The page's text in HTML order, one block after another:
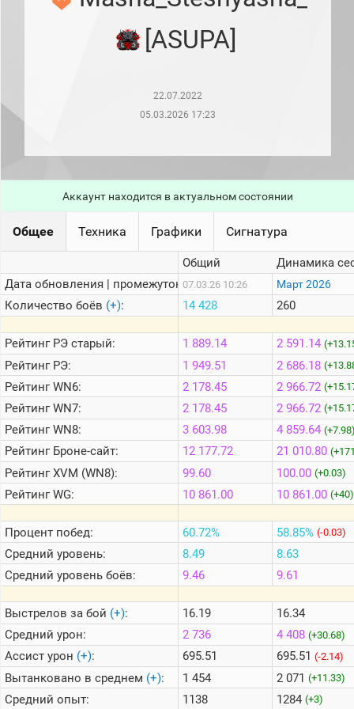
игроков
Статистика
стримеров
Информация
Онлайн
Цветовая
шкала
Теlegram
ВК
Портал
Мира
Танков
[ASUPA]
22.07.2022
05.03.2026 17:23
Аккаунт находится в актуальном состоянии
Общее Техника Графики Сигнатура
Дата обновления | промежуток:
Количество боёв (+):
РейтингРЭ старый:
РейтингРЭ:
РейтингWN6:
РейтингWN7:
РейтингWN8:
РейтингБроне-сайт:
РейтингXVM (WN8):
РейтингWG:
Процент побед:
Средний уровень:
Средний уровень боёв:
Выстрелов за бой (+):
Средний урон:
Ассист урон (+):
Вытанковано в среднем (+):
Средний опыт:
Общий
07.03.26 10:26
14 428
1 889.14
1 949.51
2 178.45
2 178.45
3 603.98
12 177.72
99.60
10 861.00
60.72%
8.49
9.46
16.19
2 736
695.51
1 454
1138
Динамика
Март 2026
260
2 591.14
2 686.18
2 966.72
2 966.72
4 859.64
21 010.80
100.00 (+0.03)
10 861.00 (+40)
58.85% (-0.03)
8.63
9.61
16.34
4 408 (+30.68)
695.51 (-2.14)
2 071 (+11.33)
1284 (+3)